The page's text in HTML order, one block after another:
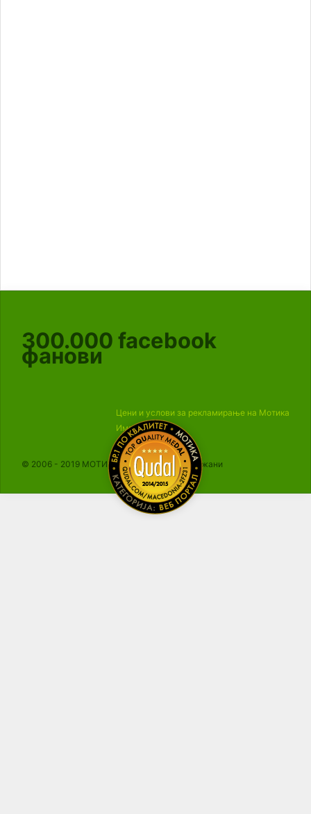
300.000 facebook
фанови
Цени и услови за рекламирање на Мотика
Импресум
© 2006 - 2019 МОТИКА, Сите права се задржани